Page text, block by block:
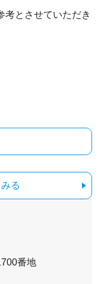
考とさせていただき
る
番地